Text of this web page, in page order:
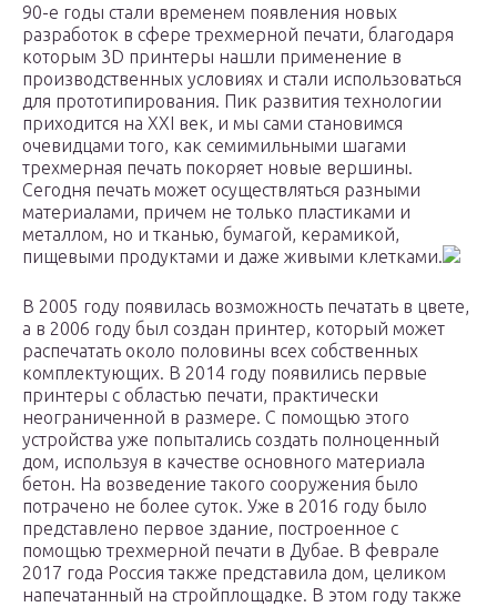
90-е годы стали временем появления новых
разработок в сфере трехмерной печати, благодаря
которым 3D принтеры нашли применение в
производственных условиях и стали использоваться
для прототипирования. Пик развития технологии
приходится на XXI век, и мы сами становимся
очевидцами того, как семимильными шагами
трехмерная печать покоряет новые вершины.
Сегодня печать может осуществляться разными
материалами, причем не только пластиками и
металлом, но и тканью, бумагой, керамикой,
пищевыми продуктами и даже живыми клетками.
В 2005 году появилась возможность печатать в цвете,
а в 2006 году был создан принтер, который может
распечатать около половины всех собственных
комплектующих. В 2014 году появились первые
принтеры с областью печати, практически
неограниченной в размере. С помощью этого
устройства уже попытались создать полноценный
дом, используя в качестве основного материала
бетон. На возведение такого сооружения было
потрачено не более суток. Уже в 2016 году было
представлено первое здание, построенное с
помощью трехмерной печати в Дубае. В феврале
2017 года Россия также представила дом, целиком
напечатанный на стройплощадке. В этом году также